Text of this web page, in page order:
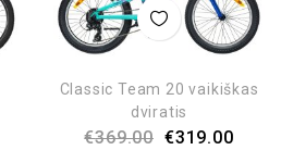
Classic Team 20 vaikiškas
dviratis
€369.00 €319.00